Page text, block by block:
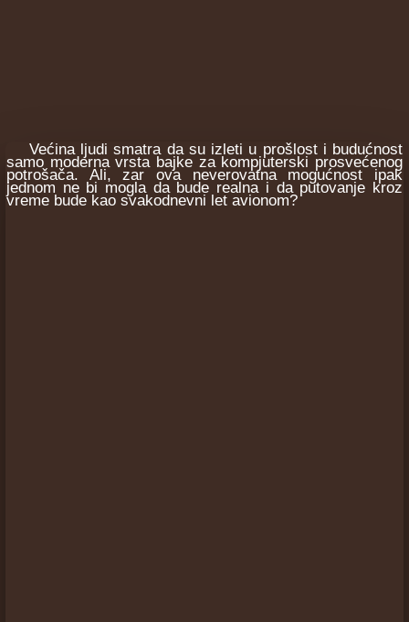
Većina ljudi smatra da su izleti u prošlost i budućnost
samo moderna vrsta bajke za kompjuterski prosvećenog
potrošača. Ali, zar ova neverovatna mogućnost ipak
jednom ne bi mogla da bude realna i da putovanje kroz
vreme bude kao svakodnevni let avionom?